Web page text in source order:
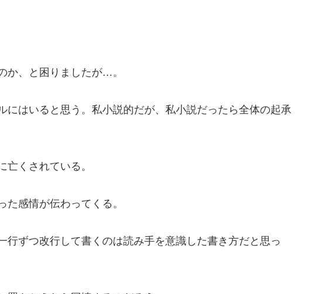
か、と困りましたが…。
はいると思う。私小説的だが、私小説だったら全体の起承
くされている。
感情が伝わってくる。
ずつ改行して書くのは読み手を意識した書き方だと思っ